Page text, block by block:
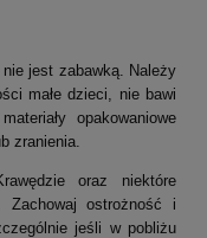
jest zabawką. Należy
małe dzieci, nie bawi
opakowaniowe
zranienia.
oraz niektóre
ostrożność i
jeśli w pobliżu